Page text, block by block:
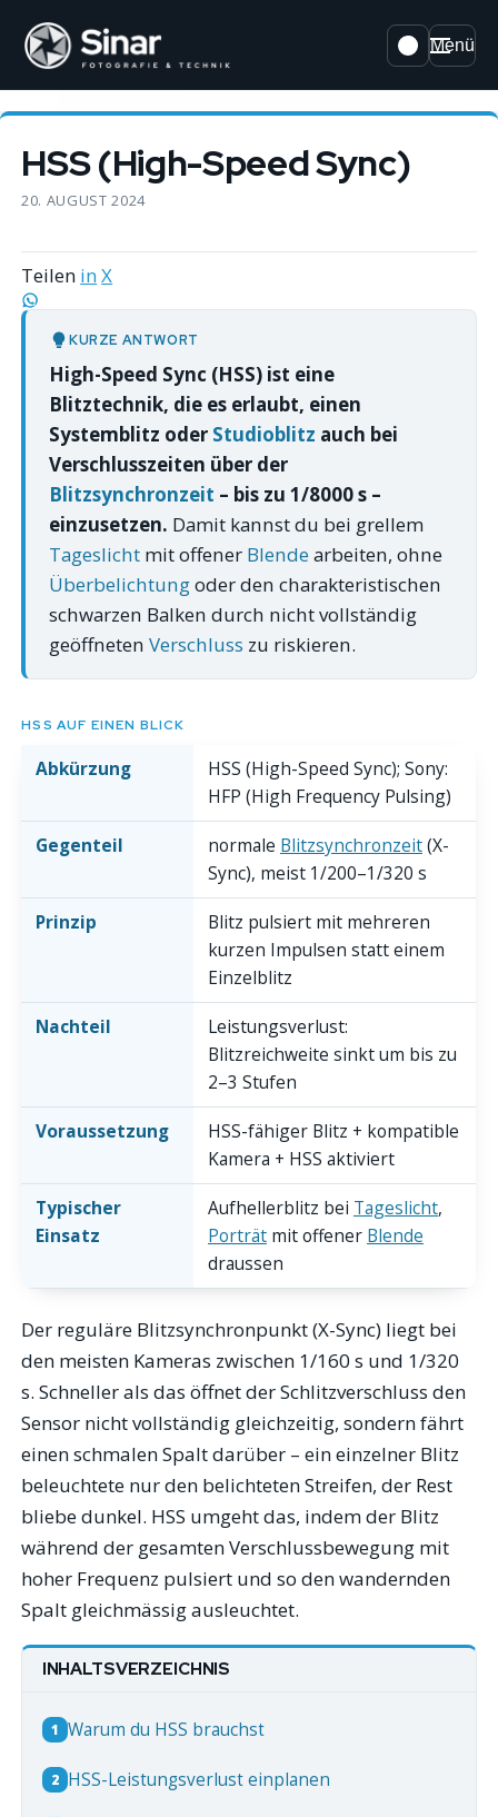
Menü
HSS (High-Speed Sync)
20. AUGUST 2024
Teilen inX
KURZE ANTWORT
High-Speed Sync (HSS) ist eine
Blitztechnik, die es erlaubt, einen
Systemblitz oder Studioblitz auch bei
Verschlusszeiten über der
Blitzsynchronzeit – bis zu 1/8000 s –
einzusetzen. Damit kannst du bei grellem
Tageslichtmit offener Blendearbeiten, ohne
Überbelichtungoder den charakteristischen
schwarzen Balken durch nicht vollständig
geöffneten Verschluss zu riskieren.
HSS AUF EINEN BLICK
Abkürzung
HSS (High-Speed Sync); Sony:
HFP (High Frequency Pulsing)
Gegenteil
normale Blitzsynchronzeit(X-
Sync), meist 1/200–1/320 s
Prinzip
Blitz pulsiert mit mehreren
kurzen Impulsen statt einem
Einzelblitz
Nachteil
Leistungsverlust:
Blitzreichweite sinkt um bis zu
2–3 Stufen
Voraussetzung
HSS-fähiger Blitz + kompatible
Kamera + HSS aktiviert
Typischer
Einsatz
Aufhellerblitz bei Tageslicht,
Porträtmit offener Blende
draussen
Der reguläre Blitzsynchronpunkt (X-Sync) liegt bei
den meisten Kameras zwischen 1/160 s und 1/320
s. Schneller als das öffnet der Schlitzverschluss den
Sensor nicht vollständig gleichzeitig, sondern fährt
einen schmalen Spalt darüber – ein einzelner Blitz
beleuchtete nur den belichteten Streifen, der Rest
bliebe dunkel. HSS umgeht das, indem der Blitz
während der gesamten Verschlussbewegung mit
hoher Frequenz pulsiert und so den wandernden
Spalt gleichmässig ausleuchtet.
INHALTSVERZEICHNIS
1 Warum du HSS brauchst
2 HSS-Leistungsverlust einplanen